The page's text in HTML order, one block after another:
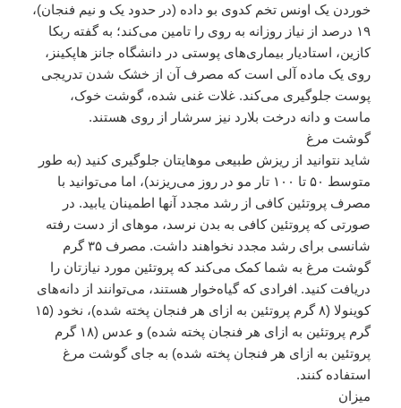
خوردن یک اونس تخم کدوی بو داده (در حدود یک و نیم فنجان)،
۱۹ درصد از نیاز روزانه به روی را تامین می‌کند؛ به گفته ربکا
کازین، استادیار بیماری‌های پوستی در دانشگاه جانز هاپکینز،
روی یک ماده آلی است که مصرف آن از خشک شدن تدریجی
پوست جلوگیری می‌کند. غلات غنی شده، گوشت خوک،
ماست و دانه درخت بلارد نیز سرشار از روی هستند.
گوشت مرغ
شاید نتوانید از ریزش طبیعی موهایتان جلوگیری کنید (به طور
متوسط ۵۰ تا ۱۰۰ تار مو در روز می‌ریزند)، اما می‌توانید با
مصرف پروتئین کافی از رشد مجدد آنها اطمینان یابید. در
صورتی که پروتئین کافی به بدن نرسد، موهای از دست رفته
شانسی برای رشد مجدد نخواهند داشت. مصرف ۳۵ گرم
گوشت مرغ به شما کمک می‌کند که پروتئین مورد نیازتان را
دریافت کنید. افرادی که گیاه‌خوار هستند، می‌توانند از دانه‌های
کوینولا (۸ گرم پروتئین به ازای هر فنجان پخته ‌شده)، نخود (۱۵
گرم پروتئین به ازای هر فنجان پخته شده) و عدس (۱۸ گرم
پروتئین به ازای هر فنجان پخته شده) به جای گوشت مرغ
استفاده کنند.
میزان